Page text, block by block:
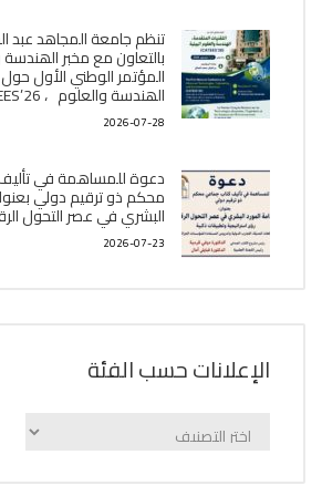
تنظم جامعة المجاهد عبد
بالتعاون مع مخبر الھندسة
المؤتمر الوطني الأول حول
الھندسة والعلوم ، CATEES’26’البیئية
2026-07-28
دعوة للمساهمة في
محكم ذو ترقيم دولي
البشري في عصر التحول
2026-07-23
الإعلانات حسب الفئة
الإعلانات